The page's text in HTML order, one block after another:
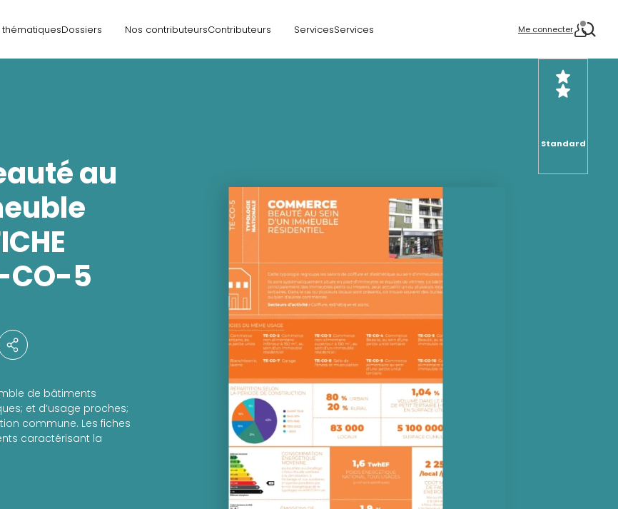
thématiquesDossiers Nos contributeursContributeurs ServicesServices Me connecter
Standard
au
CO-5
de bâtiments
et d’usage proches;
commune. Les fiches
caractérisant la